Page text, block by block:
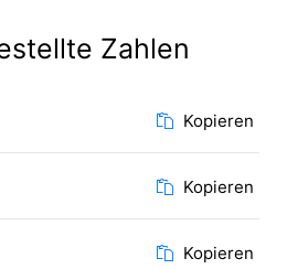
Zahlen
Kopieren
Kopieren
Kopieren